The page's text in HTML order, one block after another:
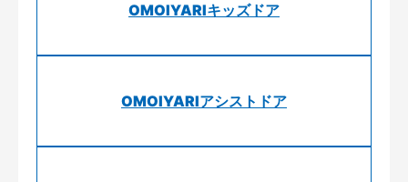
OMOIYARIキッズドア
OMOIYARIアシストドア